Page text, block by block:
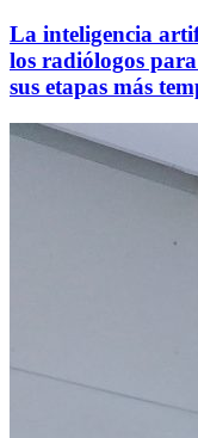
La inteligencia
los radiólogos
sus etapas más